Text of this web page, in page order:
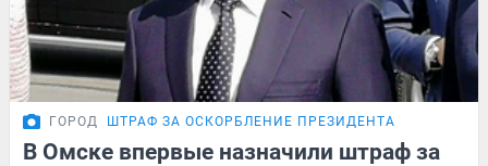
ГОРОД ШТРАФ ЗА ОСКОРБЛЕНИЕ ПРЕЗИДЕНТА
В Омске впервые назначили штраф за